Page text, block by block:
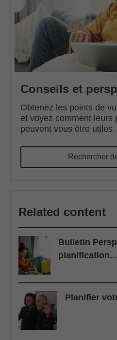
Conseils et
Obtenez les points de
et voyez comment leurs
peuvent vous être utiles.
Rechercher
Related content
Bulletin
planification...
Planifier